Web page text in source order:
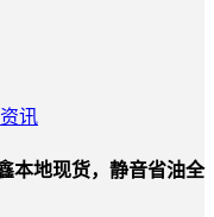
讯
本地现货，静音省油全